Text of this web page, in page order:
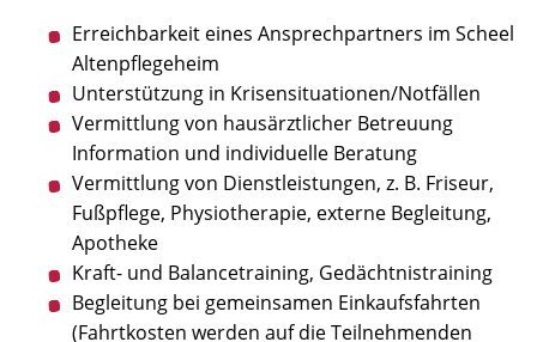
Erreichbarkeit eines Ansprechpartners im Scheel
Altenpflegeheim
Unterstützung in Krisensituationen/Notfällen
Vermittlung von hausärztlicher Betreuung
Information und individuelle Beratung
Vermittlung von Dienstleistungen, z. B. Friseur,
Fußpflege, Physiotherapie, externe Begleitung,
Apotheke
Kraft- und Balancetraining, Gedächtnistraining
Begleitung bei gemeinsamen Einkaufsfahrten
(Fahrtkosten werden auf die Teilnehmenden